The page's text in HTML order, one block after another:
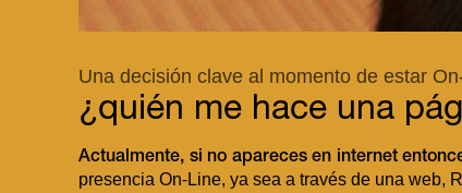
Una decisión clave al momento de estar
¿quién me hace una
Actualmente, si no apareces en internet
presencia On-Line, ya sea a través de una web,